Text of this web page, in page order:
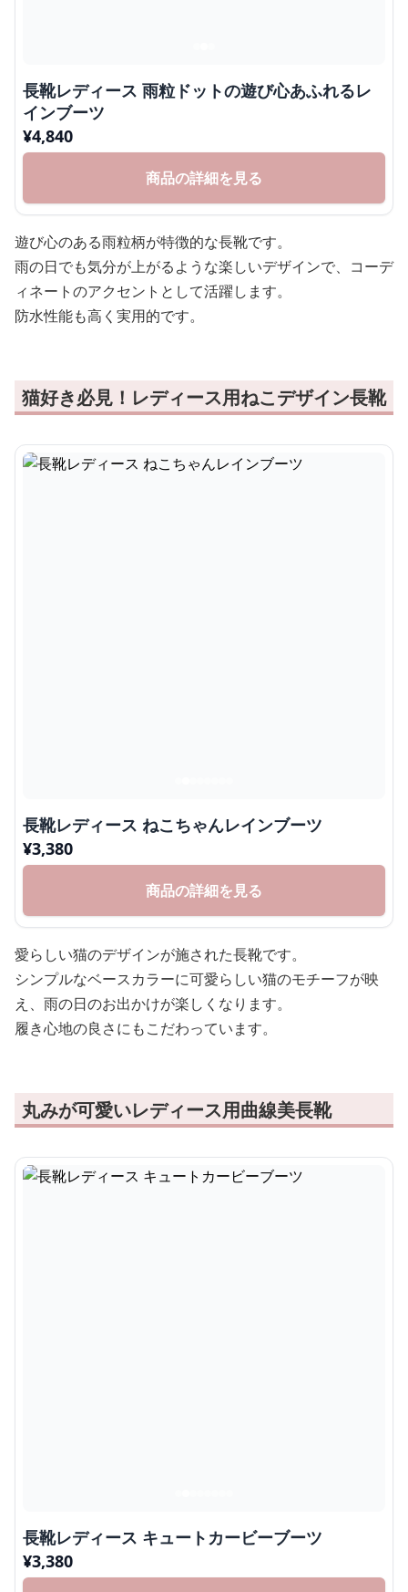
長靴レディース 雨粒ドットの遊び心あふれるレ
インブーツ
¥4,840
商品の詳細を見る
遊び心のある雨粒柄が特徴的な長靴です。
雨の日でも気分が上がるような楽しいデザインで、コーデ
ィネートのアクセントとして活躍します。
防水性能も高く実用的です。
猫好き必見！レディース用ねこデザイン長靴
長靴レディース ねこちゃんレインブーツ
¥3,380
商品の詳細を見る
愛らしい猫のデザインが施された長靴です。
シンプルなベースカラーに可愛らしい猫のモチーフが映
え、雨の日のお出かけが楽しくなります。
履き心地の良さにもこだわっています。
丸みが可愛いレディース用曲線美長靴
長靴レディース キュートカービーブーツ
¥3,380